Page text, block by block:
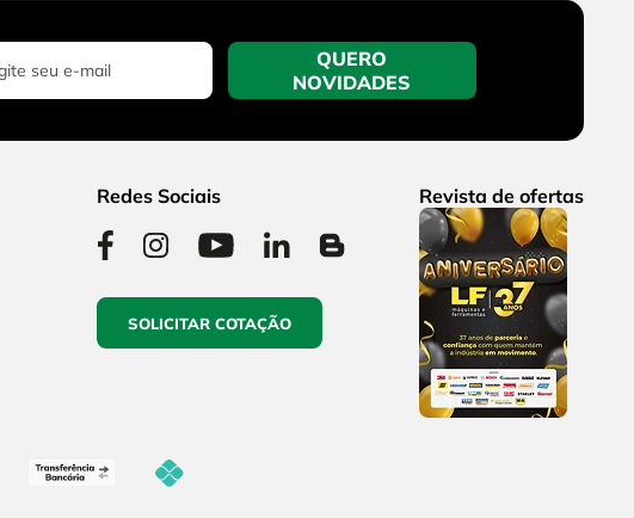
QUERO
NOVIDADES
Redes Sociais
SOLICITAR COTAÇÃO
Revista de ofertas